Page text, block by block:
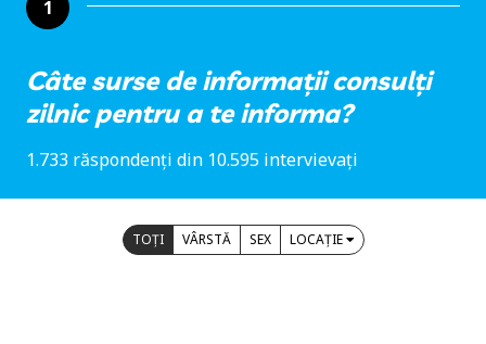
1
Câte surse de informații consulți
zilnic pentru a te informa?
1.733 răspondenți din 10.595 intervievați
TOȚI VÂRSTĂ SEX LOCAȚIE